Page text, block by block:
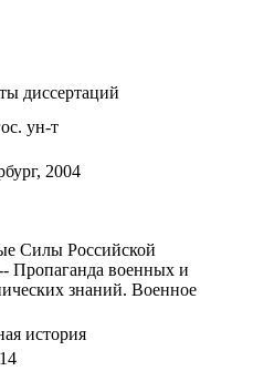
диссертаций
ун-т
2004
Силы Российской
Пропаганда военных и
знаний. Военное
история